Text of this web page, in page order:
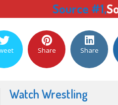
Source #1,
Share Share
Watch Wrestling